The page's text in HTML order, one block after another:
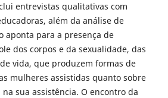
entrevistas qualitativas com
além da análise de
aponta para a presença de
dos corpos e da sexualidade, das
vida, que produzem formas de
mulheres assistidas quanto sobre
sua assistência. O encontro da